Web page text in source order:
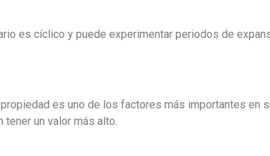
es cíclico y puede experimentar periodos de
propiedad es uno de los factores más importantes
un valor más alto.